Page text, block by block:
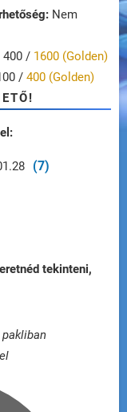
Nem
400 / 1600 (Golden)
/ 400 (Golden)
(7)
tekinteni,